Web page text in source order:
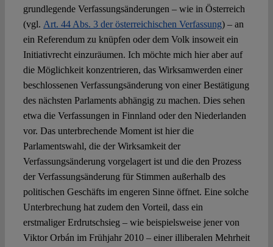
grundlegende Verfassungsänderungen – wie in Österreich
(vgl. Art. 44 Abs. 3 der österreichischen Verfassung) – an
ein Referendum zu knüpfen oder dem Volk insoweit ein
Initiativrecht einzuräumen. Ich möchte mich hier aber auf
die Möglichkeit konzentrieren, das Wirksamwerden einer
beschlossenen Verfassungsänderung von einer Bestätigung
des nächsten Parlaments abhängig zu machen. Dies sehen
etwa die Verfassungen in Finnland oder den Niederlanden
vor. Das unterbrechende Moment ist hier die
Parlamentswahl, die der Wirksamkeit der
Verfassungsänderung vorgelagert ist und die den Prozess
der Verfassungsänderung für Stimmen außerhalb des
politischen Geschäfts im engeren Sinne öffnet. Eine solche
Unterbrechung hat zudem den Vorteil, dass ein
erstmaliger Erdrutschsieg – wie beispielsweise jener von
Viktor Orbán im Frühjahr 2010 – einer illiberalen Mehrheit